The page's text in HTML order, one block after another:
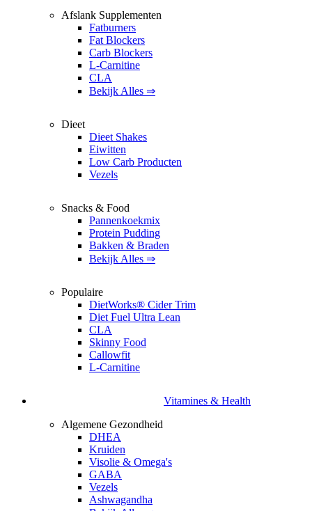
Afslank Supplementen
Fatburners
Fat Blockers
Carb Blockers
L-Carnitine
CLA
Bekijk Alles ⇒
Dieet
Dieet Shakes
Eiwitten
Low Carb Producten
Vezels
Snacks & Food
Pannenkoekmix
Protein Pudding
Bakken & Braden
Bekijk Alles ⇒
Populaire
DietWorks® Cider Trim
Diet Fuel Ultra Lean
CLA
Skinny Food
Callowfit
L-Carnitine
Vitamines & Health
Algemene Gezondheid
DHEA
Kruiden
Visolie & Omega's
GABA
Vezels
Ashwagandha